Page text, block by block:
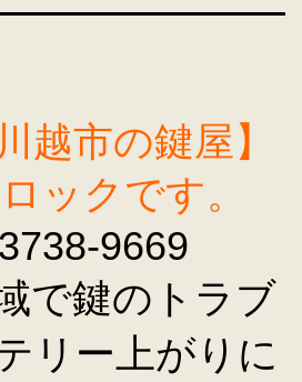
越市の鍵屋】
ックです。
9669
で鍵のトラブ
リー上がりに